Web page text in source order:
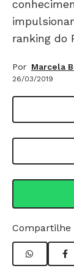
ranking do
Por Marcela
26/03/2019
Compartilhe